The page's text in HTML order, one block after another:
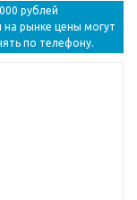
рублей
на рынке цены могут
по телефону.